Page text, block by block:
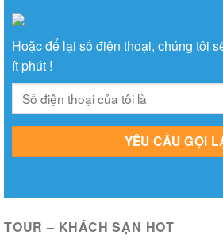
Hoặc để lại số điện thoại, chúng tôi
ít phút !
TOUR – KHÁCH SẠN HOT